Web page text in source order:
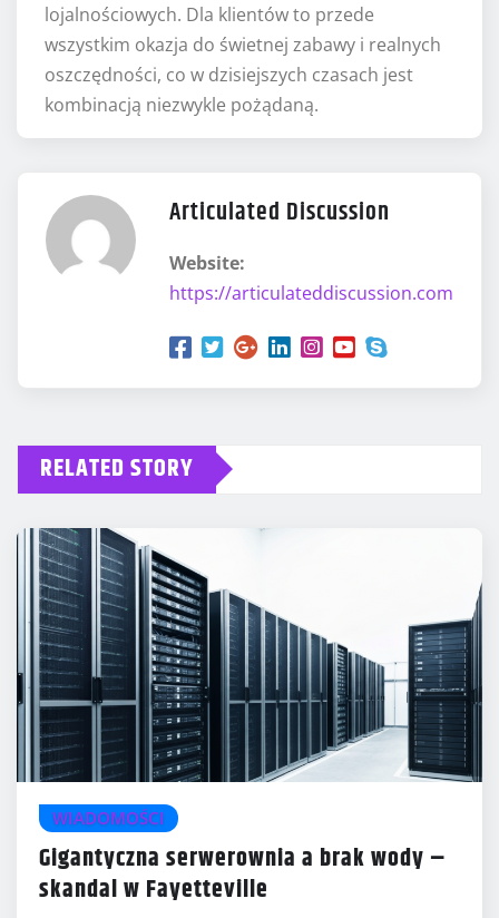
lojalnościowych. Dla klientów to przede
wszystkim okazja do świetnej zabawy i realnych
oszczędności, co w dzisiejszych czasach jest
kombinacją niezwykle pożądaną.
Articulated Discussion
Website:
https://articulateddiscussion.com
RELATED STORY
WIADOMOŚCI
Gigantyczna serwerownia a brak wody –
skandal w Fayetteville